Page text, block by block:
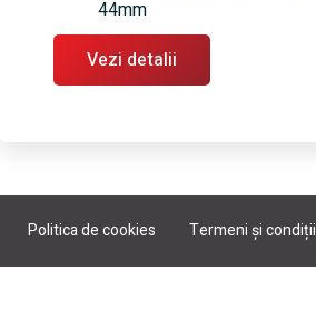
44mm
Vezi detalii
Politica de cookies Termeni și condiții